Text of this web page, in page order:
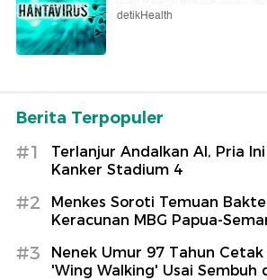
detikHealth
Berita Terpopuler
#1
Terlanjur Andalkan AI, Pria
Kanker Stadium 4
#2
Menkes Soroti Temuan
Keracunan MBG Papua-
#3
Nenek Umur 97 Tahun Cetak
'Wing Walking' Usai Sembuh